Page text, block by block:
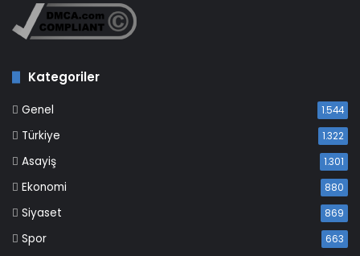
Kategoriler
Genel 1.544
Türkiye 1.322
Asayiş 1.301
Ekonomi 880
Siyaset 869
Spor 663